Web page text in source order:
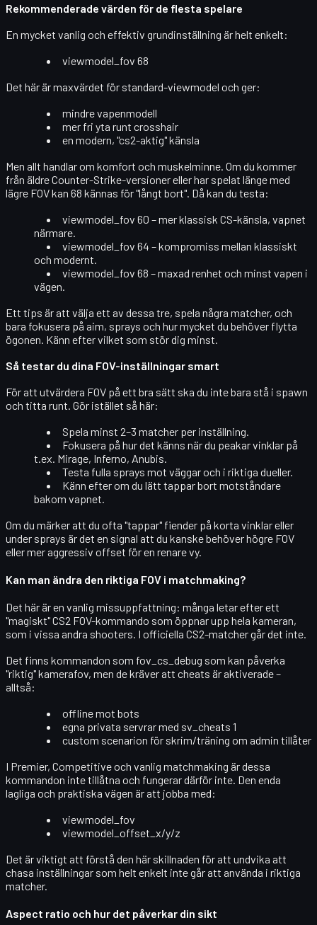
Rekommenderade värden för de flesta spelare
En mycket vanlig och effektiv grundinställning är helt enkelt:
viewmodel_fov 68
Det här är maxvärdet för standard-viewmodel och ger:
mindre vapenmodell
mer fri yta runt crosshair
en modern, "cs2-aktig" känsla
Men allt handlar om komfort och muskelminne. Om du kommer
från äldre Counter-Strike-versioner eller har spelat länge med
lägre FOV kan 68 kännas för "långt bort". Då kan du testa:
viewmodel_fov 60 – mer klassisk CS-känsla, vapnet
närmare.
viewmodel_fov 64 – kompromiss mellan klassiskt
och modernt.
viewmodel_fov 68 – maxad renhet och minst vapen i
vägen.
Ett tips är att välja ett av dessa tre, spela några matcher, och
bara fokusera på aim, sprays och hur mycket du behöver flytta
ögonen. Känn efter vilket som stör dig minst.
Så testar du dina FOV-inställningar smart
För att utvärdera FOV på ett bra sätt ska du inte bara stå i spawn
och titta runt. Gör istället så här:
Spela minst 2–3 matcher per inställning.
Fokusera på hur det känns när du peakar vinklar på
t.ex. Mirage, Inferno, Anubis.
Testa fulla sprays mot väggar och i riktiga dueller.
Känn efter om du lätt tappar bort motståndare
bakom vapnet.
Om du märker att du ofta "tappar" fiender på korta vinklar eller
under sprays är det en signal att du kanske behöverhögre FOV
eller mer aggressiv offset för en renare vy.
Kan man ändra den riktiga FOV i matchmaking?
Det här är en vanlig missuppfattning: många letar efter ett
"magiskt" CS2 FOV-kommando som öppnar upp hela kameran,
som i vissa andra shooters. I officiella CS2-matchergår det inte.
Det finns kommandon som fov_cs_debug som kan påverka
"riktig" kamerafov, men de kräver att cheats är aktiverade –
alltså:
offline mot bots
egna privata servrar med sv_cheats 1
custom scenarion för skrim/träning om admin tillåter
I Premier, Competitive och vanlig matchmaking är dessa
kommandon inte tillåtna och fungerar därför inte. Den enda
lagliga och praktiska vägen är att jobba med:
viewmodel_fov
viewmodel_offset_x/y/z
Det är viktigt att förstå den här skillnaden för att undvika att
chasa inställningar som helt enkelt inte går att använda i riktiga
matcher.
Aspect ratio och hur det påverkar din sikt